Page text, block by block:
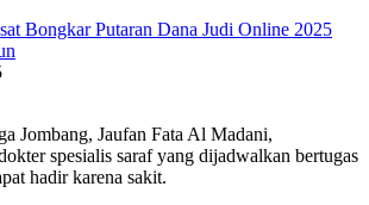
Bongkar Putaran Dana Judi Online 2025
Jombang, Jaufan Fata Al Madani,
spesialis saraf yang dijadwalkan bertugas
hadir karena sakit.